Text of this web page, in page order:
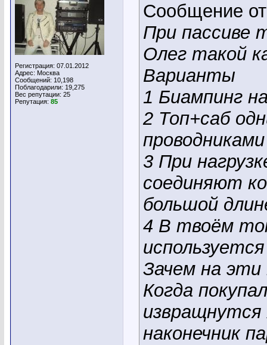
Регистрация: 07.01.2012
Адрес: Москва
Сообщений: 10,198
Поблагодарили: 19,275
Вес репутации: 25
Репутация: 85
Сообщение
При пассиве
Олег такой
Варианты
1 Биампинг
2 Топ+саб
проводниками
3 При
соединяют
большой
4 В твоём
Зачем на эти
Когда
наконечник